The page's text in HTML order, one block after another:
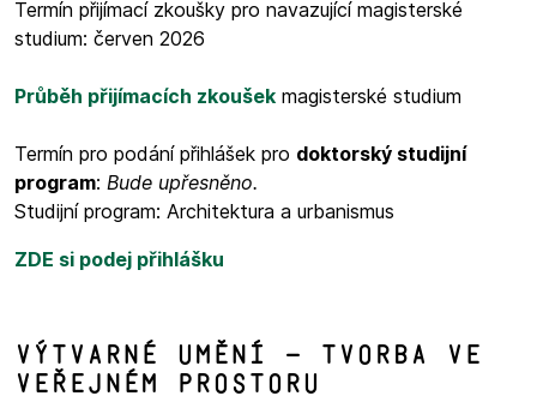
Termín přijímací zkoušky pro navazující magisterské
studium: červen 2026
Průběh přijímacích zkoušek magisterské studium
Termín pro podání přihlášek pro doktorský studijní
program: Bude upřesněno.
Studijní program: Architektura a urbanismus
ZDE si podej přihlášku
Výtvarné umění – Tvorba ve
veřejném prostoru